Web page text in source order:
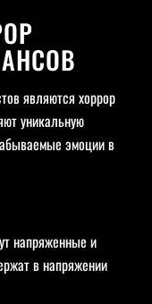
являются хоррор
уникальную
эмоции в
напряженные и
в напряжении